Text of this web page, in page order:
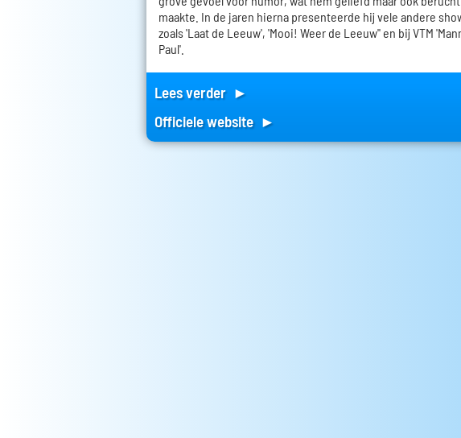
maakte. In de jaren hierna presenteerde hij vele andere
zoals 'Laat de Leeuw', 'Mooi! Weer de Leeuw'' en bij VTM
Paul'.
Lees verder ►
Officiele website ►